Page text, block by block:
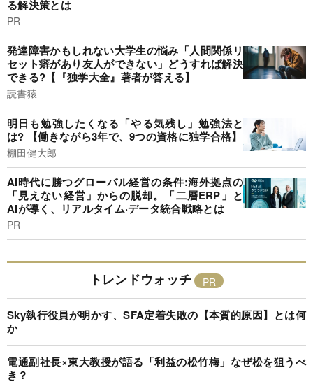
る解決策とは
PR
発達障害かもしれない大学生の悩み「人間関係リ
セット癖があり友人ができない」どうすれば解決
できる?【『独学大全』著者が答える】
読書猿
明日も勉強したくなる「やる気残し」勉強法と
は? 【働きながら3年で、9つの資格に独学合格】
棚田健大郎
AI時代に勝つグローバル経営の条件:海外拠点の
「見えない経営」からの脱却。「二層ERP」と
AIが導く、リアルタイム·データ統合戦略とは
PR
トレンドウォッチ
Sky執行役員が明かす、SFA定着失敗の【本質的原因】とは何
か
電通副社長×東大教授が語る「利益の松竹梅」なぜ松を狙うべ
き？